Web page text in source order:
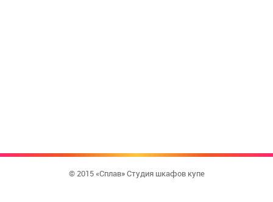
© 2015 «Сплав» Студия шкафов купе